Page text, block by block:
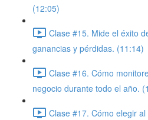
(12:05)
Clase #15. Mide el éxito
ganancias y pérdidas. (11:14)
Clase #16. Cómo
negocio durante todo el año.
Clase #17. Cómo elegir